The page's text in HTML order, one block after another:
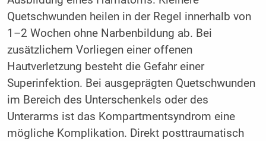
Quetschwunden heilen in der Regel innerhalb von
1–2 Wochen ohne Narbenbildung ab. Bei
zusätzlichem Vorliegen einer offenen
Hautverletzung besteht die Gefahr einer
Superinfektion. Bei ausgeprägten Quetschwunden
im Bereich des Unterschenkels oder des
Unterarms ist das Kompartmentsyndrom eine
mögliche Komplikation. Direkt posttraumatisch